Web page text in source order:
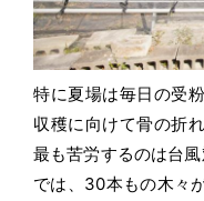
特に夏場は毎日の受
収穫に向けて骨の折
最も苦労するのは台
では、30本もの木々